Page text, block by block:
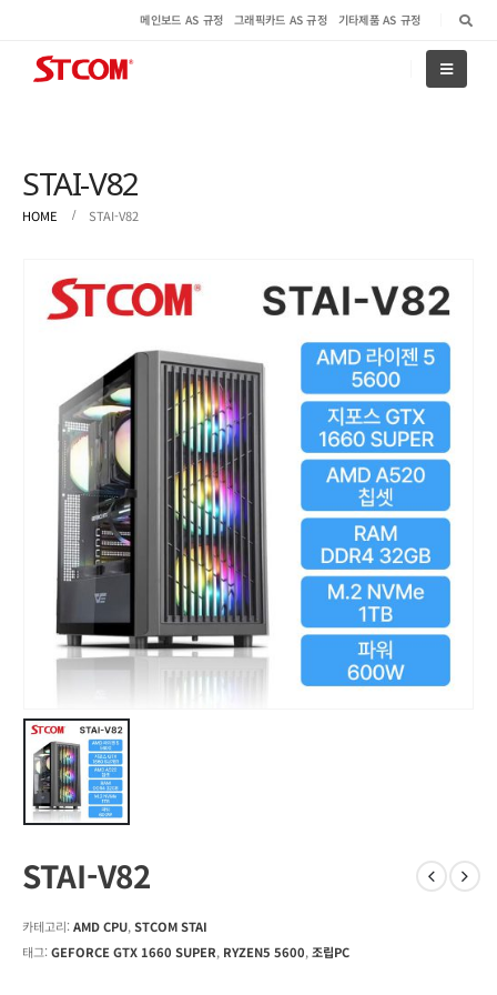
메인보드 AS 규정 그래픽카드 AS 규정 기타제품 AS 규정
STAI-V82
HOME STAI-V82
STAI-V82
카테고리:AMD CPU, STCOM STAI
태그:GEFORCE GTX 1660 SUPER, RYZEN5 5600,조립PC